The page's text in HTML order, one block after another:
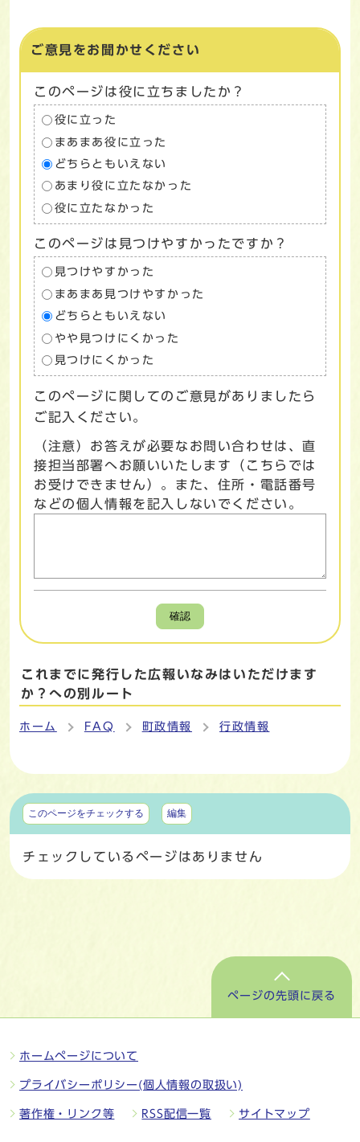
ご意見をお聞かせください
このページは役に立ちましたか？
役に立った
まあまあ役に立った
どちらともいえない
あまり役に立たなかった
役に立たなかった
このページは見つけやすかったですか？
見つけやすかった
まあまあ見つけやすかった
どちらともいえない
やや見つけにくかった
見つけにくかった
このページに関してのご意見がありましたら
ご記入ください。
（注意）お答えが必要なお問い合わせは、直
接担当部署へお願いいたします（こちらでは
お受けできません）。また、住所・電話番号
などの個人情報を記入しないでください。
確認
これまでに発行した広報いなみはいただけます
か？への別ルート
ホーム FAQ 町政情報 行政情報
マイページ
このページをチェックする 編集
チェックしているページはありません
ページの先頭に戻る
ホームページについて
プライバシーポリシー(個人情報の取扱い)
著作権・リンク等 RSS配信一覧 サイトマップ